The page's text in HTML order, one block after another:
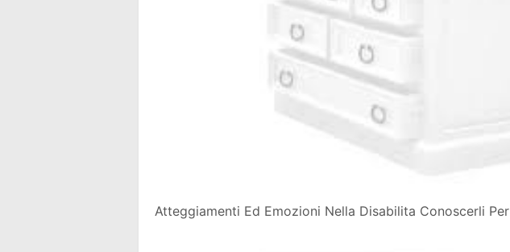
Atteggiamenti Ed Emozioni Nella Disabilita Conoscerli Per